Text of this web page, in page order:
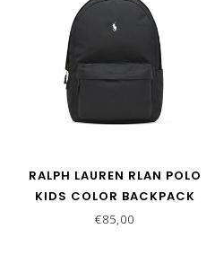
RALPH LAUREN RLAN POLO
KIDS COLOR BACKPACK
POLO BLACK
€85,00